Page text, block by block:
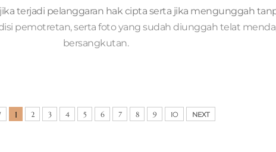
(bentuk air
Mata (Koreksi
Pipi+Genioplasty)+Operasi Mata
(Koreksi Ptosis dengan Metode
Jahitan)+Rhinoplasty (batang
terjadi pelanggaran hak cipta serta jika mengunggah
pemotretan, serta foto yang sudah diunggah telat
bersangkutan.
1 2 3 4 5 6 7 8 9 10 NEXT